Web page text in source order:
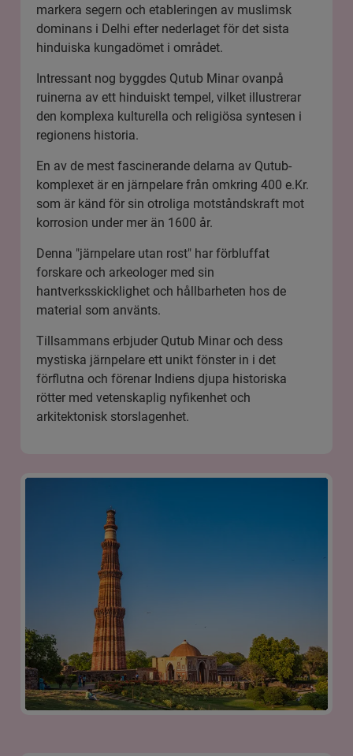
markera segern och etableringen av muslimsk
dominans i Delhi efter nederlaget för det sista
hinduiska kungadömet i området.
Intressant nog byggdes Qutub Minar ovanpå
ruinerna av ett hinduiskt tempel, vilket illustrerar
den komplexa kulturella och religiösa syntesen i
regionens historia.
En av de mest fascinerande delarna av Qutub-
komplexet är en järnpelare från omkring 400 e.Kr.
som är känd för sin otroliga motståndskraft mot
korrosion under mer än 1600 år.
Denna "järnpelare utan rost" har förbluffat
forskare och arkeologer med sin
hantverksskicklighet och hållbarheten hos de
material som använts.
Tillsammans erbjuder Qutub Minar och dess
mystiska järnpelare ett unikt fönster in i det
förflutna och förenar Indiens djupa historiska
rötter med vetenskaplig nyfikenhet och
arkitektonisk storslagenhet.